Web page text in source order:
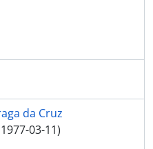
da Cruz
03-11)